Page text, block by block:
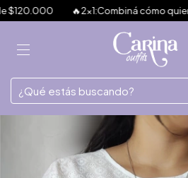
🔥2x1:Combiná cómo quieras |